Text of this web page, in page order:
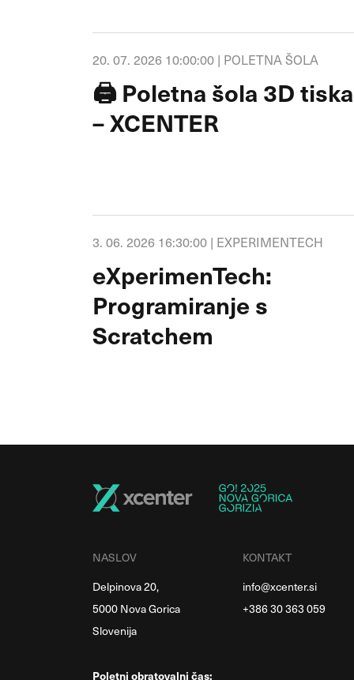
20. 07. 2026 10:00:00 | POLETNA ŠOLA
🖨️ Poletna šola 3D tiska
– XCENTER
3. 06. 2026 16:30:00 | EXPERIMENTECH
eXperimenTech:
Programiranje s
Scratchem
NASLOV
Delpinova 20,
5000 Nova Gorica
Slovenija
Poletni obratovalni čas:
KONTAKT
info@xcenter.si
+386 30 363 059